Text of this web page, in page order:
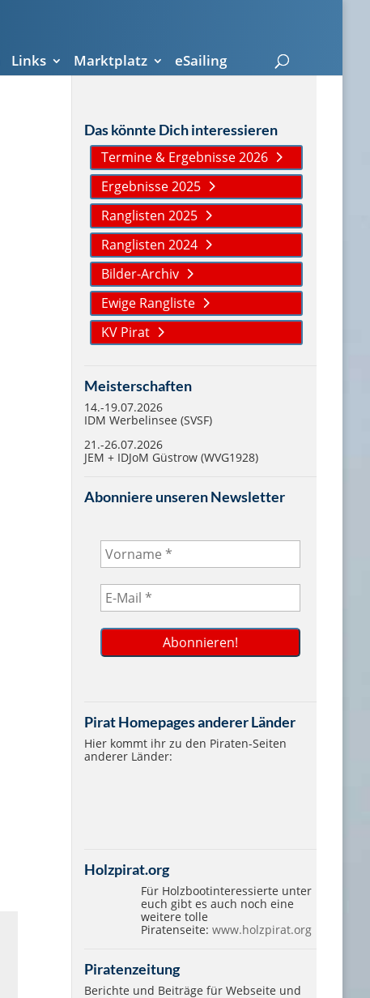
Links Marktplatz eSailing
Das könnte Dich interessieren
Termine & Ergebnisse 2026
Ergebnisse 2025
Ranglisten 2025
Ranglisten 2024
Bilder-Archiv
Ewige Rangliste
KV Pirat
Meisterschaften
14.-19.07.2026
IDM Werbelinsee (SVSF)
21.-26.07.2026
JEM + IDJoM Güstrow (WVG1928)
Abonniere unseren Newsletter
Pirat Homepages anderer Länder
Hier kommt ihr zu den Piraten-Seiten
anderer Länder:
Holzpirat.org
Für Holzbootinteressierte unter
euch gibt es auch noch eine
weitere tolle
Piratenseite:www.holzpirat.org
Piratenzeitung
Berichte und Beiträge für Webseite und